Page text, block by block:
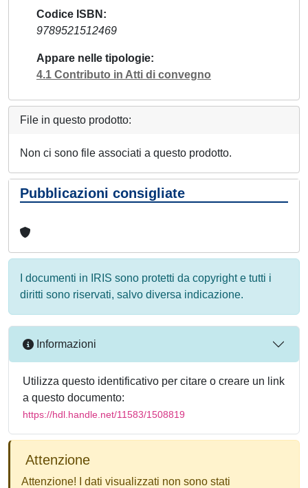
Codice ISBN
9789521512469
Appare nelle tipologie
4.1 Contributo in Atti di convegno
File in questo prodotto:
Non ci sono file associati a questo prodotto.
Pubblicazioni consigliate
I documenti in IRIS sono protetti da copyright e tutti i
diritti sono riservati, salvo diversa indicazione.
Informazioni
Utilizza questo identificativo per citare o creare un link
a questo documento:
https://hdl.handle.net/11583/1508819
Attenzione
Attenzione! I dati visualizzati non sono stati